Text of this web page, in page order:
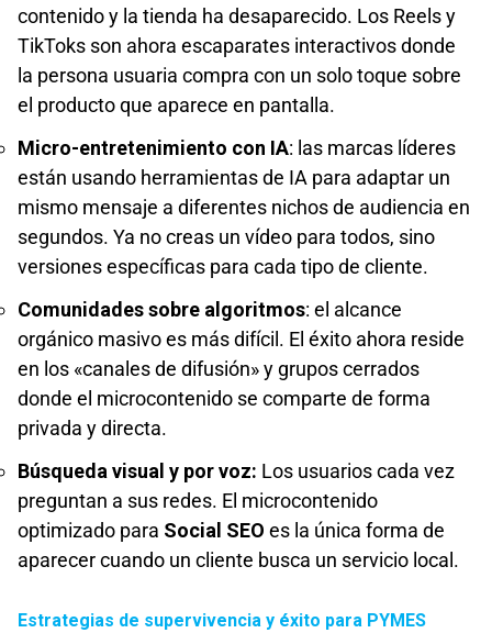
contenido y la tienda ha desaparecido. Los Reels y
TikToks son ahora escaparates interactivos donde
la persona usuaria compra con un solo toque sobre
el producto que aparece en pantalla.
Micro-entretenimiento con IA: las marcas líderes
están usando herramientas de IA para adaptar un
mismo mensaje a diferentes nichos de audiencia en
segundos. Ya no creas un vídeo para todos, sino
versiones específicas para cada tipo de cliente.
Comunidades sobre algoritmos: el alcance
orgánico masivo es más difícil. El éxito ahora reside
en los «canales de difusión» y grupos cerrados
donde el microcontenido se comparte de forma
privada y directa.
Búsqueda visual y por voz: Los usuarios cada vez
preguntan a sus redes. El microcontenido
optimizado para Social SEO es la única forma de
aparecer cuando un cliente busca un servicio local.
Estrategias de supervivencia y éxito para PYMES